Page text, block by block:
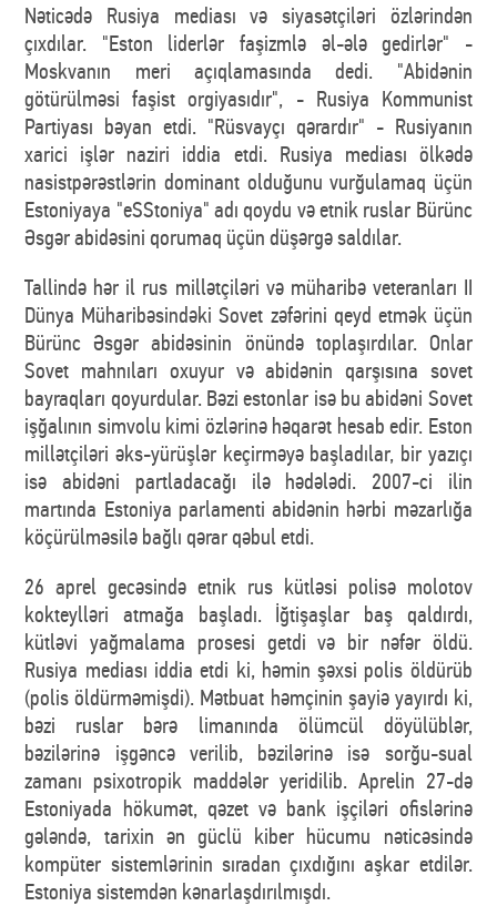
Nəticədə Rusiya mediası və siyasətçiləri özlərindən
çıxdılar. "Eston liderlər faşizmlə əl-ələ gedirlər" -
Moskvanın meri açıqlamasında dedi. "Abidənin
götürülməsi faşist orgiyasıdır", - Rusiya Kommunist
Partiyası bəyan etdi. "Rüsvayçı qərardır" - Rusiyanın
xarici işlər naziri iddia etdi. Rusiya mediası ölkədə
nasistpərəstlərin dominant olduğunu vurğulamaq üçün
Estoniyaya "eSStoniya" adı qoydu və etnik ruslar Bürünc
Əsgər abidəsini qorumaq üçün düşərgə saldılar.
Tallində hər il rus millətçiləri və müharibə veteranları II
Dünya Müharibəsindəki Sovet zəfərini qeyd etmək üçün
Bürünc Əsgər abidəsinin önündə toplaşırdılar. Onlar
Sovet mahnıları oxuyur və abidənin qarşısına sovet
bayraqları qoyurdular. Bəzi estonlar isə bu abidəni Sovet
işğalının simvolu kimi özlərinə həqarət hesab edir. Eston
millətçiləri əks-yürüşlər keçirməyə başladılar, bir yazıçı
isə abidəni partladacağı ilə hədələdi. 2007-ci ilin
martında Estoniya parlamenti abidənin hərbi məzarlığa
köçürülməsilə bağlı qərar qəbul etdi.
26 aprel gecəsində etnik rus kütləsi polisə molotov
kokteylləri atmağa başladı. İğtişaşlar baş qaldırdı,
kütləvi yağmalama prosesi getdi və bir nəfər öldü.
Rusiya mediası iddia etdi ki, həmin şəxsi polis öldürüb
(polis öldürməmişdi). Mətbuat həmçinin şayiə yayırdı ki,
bəzi ruslar bərə limanında ölümcül döyülüblər,
bəzilərinə işgəncə verilib, bəzilərinə isə sorğu-sual
zamanı psixotropik maddələr yeridilib. Aprelin 27-də
Estoniyada hökumət, qəzet və bank işçiləri ofislərinə
gələndə, tarixin ən güclü kiber hücumu nəticəsində
kompüter sistemlərinin sıradan çıxdığını aşkar etdilər.
Estoniya sistemdən kənarlaşdırılmışdı.